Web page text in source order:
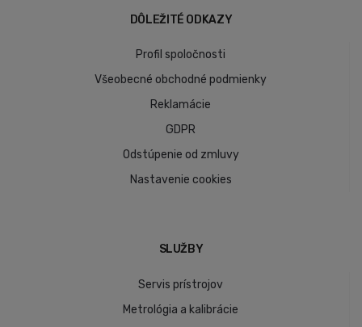
DÔLEŽITÉ ODKAZY
Profil spoločnosti
Všeobecné obchodné podmienky
Reklamácie
GDPR
Odstúpenie od zmluvy
Nastavenie cookies
SLUŽBY
Servis prístrojov
Metrológia a kalibrácie